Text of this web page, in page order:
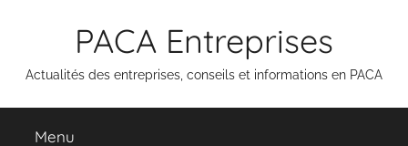
PACA Entreprises
Actualités des entreprises, conseils et informations en PACA
Menu